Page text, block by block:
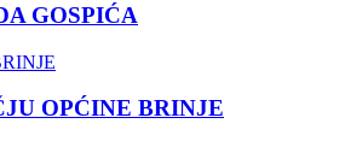
GOSPIĆA
OPĆINE BRINJE